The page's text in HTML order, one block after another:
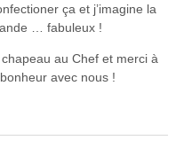
ça et j’imagine la
… fabuleux !
au Chef et merci à
avec nous !